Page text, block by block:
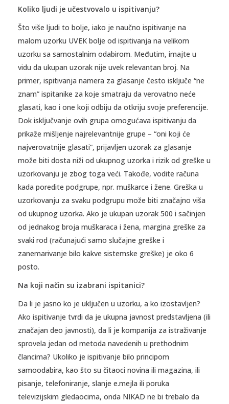
Koliko ljudi je učestvovalo u ispitivanju?
Što više ljudi to bolje, iako je naučno ispitivanje na
malom uzorku UVEK bolje od ispitivanja na velikom
uzorku sa samostalnim odabirom. Međutim, imajte u
vidu da ukupan uzorak nije uvek relevantan broj. Na
primer, ispitivanja namera za glasanje često isključe “ne
znam” ispitanike za koje smatraju da verovatno neće
glasati, kao i one koji odbiju da otkriju svoje preferencije.
Dok isključvanje ovih grupa omogućava ispitivanju da
prikaže mišljenje najrelevantnije grupe – “oni koji će
najverovatnije glasati”, prijavljen uzorak za glasanje
može biti dosta niži od ukupnog uzorka i rizik od greške u
uzorkovanju je zbog toga veći. Takođe, vodite računa
kada poredite podgrupe, npr. muškarce i žene. Greška u
uzorkovanju za svaku podgrupu može biti značajno viša
od ukupnog uzorka. Ako je ukupan uzorak 500 i sačinjen
od jednakog broja muškaraca i žena, margina greške za
svaki rod (računajući samo slučajne greške i
zanemarivanje bilo kakve sistemske greške) je oko 6
posto.
Na koji način su izabrani ispitanici?
Da li je jasno ko je uključen u uzorku, a ko izostavljen?
Ako ispitivanje tvrdi da je ukupna javnost predstavljena (ili
značajan deo javnosti), da li je kompanija za istraživanje
sprovela jedan od metoda navedenih u prethodnim
člancima? Ukoliko je ispitivanje bilo principom
samoodabira, kao što su čitaoci novina ili magazina, ili
pisanje, telefoniranje, slanje e.mejla ili poruka
televizijskim gledaocima, onda NIKAD ne bi trebalo da